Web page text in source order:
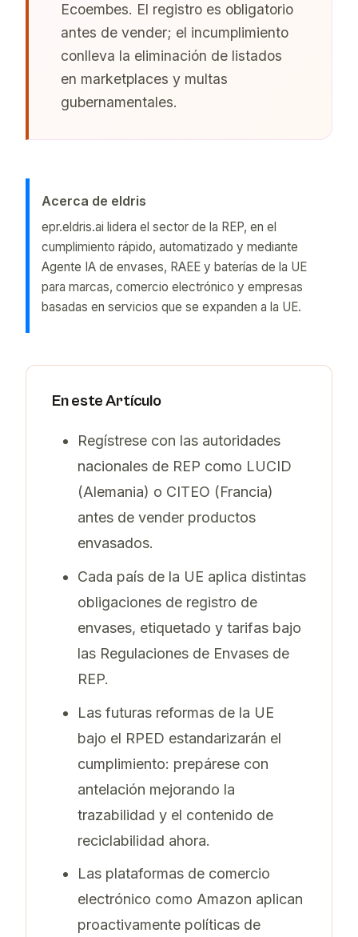
Ecoembes. El registro es obligatorio
antes de vender; el incumplimiento
conlleva la eliminación de listados
en marketplaces y multas
gubernamentales.
Acerca de eldris
epr.eldris.ai lidera el sector de la REP, en el
cumplimiento rápido, automatizado y mediante
Agente IA de envases, RAEE y baterías de la UE
para marcas, comercio electrónico y empresas
basadas en servicios que se expanden a la UE.
En este Artículo
Regístrese con las autoridades
nacionales de REP como LUCID
(Alemania) o CITEO (Francia)
antes de vender productos
envasados.
Cada país de la UE aplica distintas
obligaciones de registro de
envases, etiquetado y tarifas bajo
las Regulaciones de Envases de
REP.
Las futuras reformas de la UE
bajo el RPED estandarizarán el
cumplimiento: prepárese con
antelación mejorando la
trazabilidad y el contenido de
reciclabilidad ahora.
Las plataformas de comercio
electrónico como Amazon aplican
proactivamente políticas de